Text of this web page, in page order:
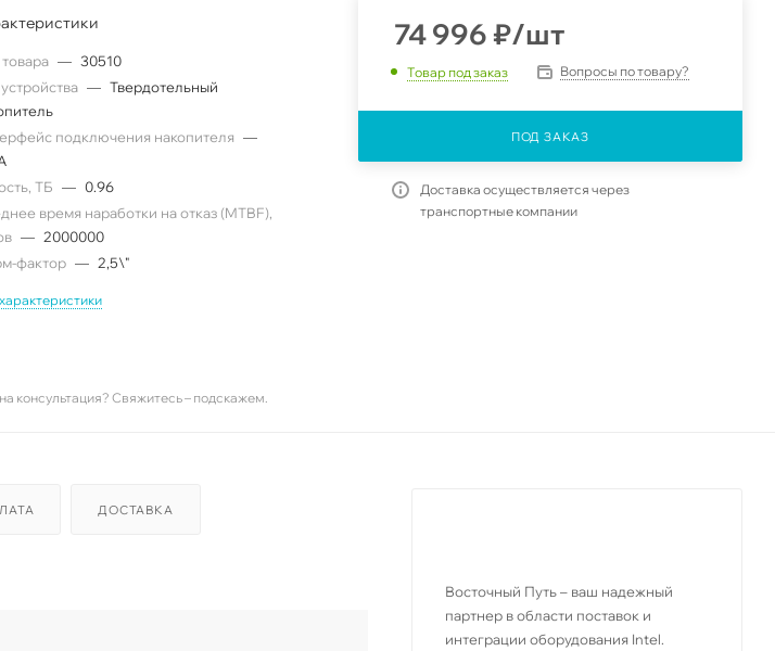
— 30510
— Твердотельный
подключения накопителя —
ТБ — 0.96
время наработки на отказ (MTBF),
— 2000000
фактор — 2,5\"
74 996 ₽/шт
Товар под заказ Вопросы по товару?
ПОД ЗАКАЗ
Доставка осуществляется через
транспортные компании
консультация? Свяжитесь – подскажем.
ДОСТАВКА
Восточный Путь – ваш надежный
партнер в области поставок и
интеграции оборудования Intel.